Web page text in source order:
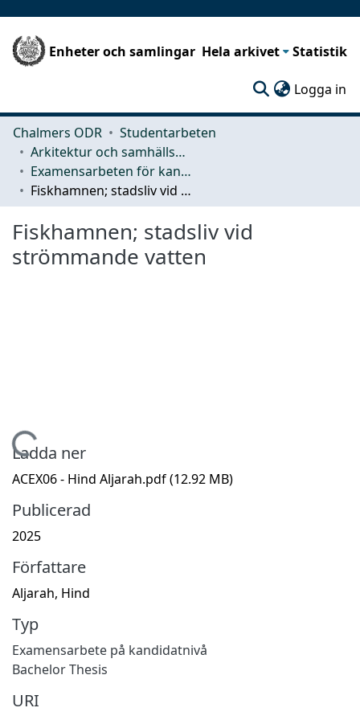
Enheter och samlingar Hela arkivet Statistik
Logga in
Chalmers ODR
Studentarbeten
Arkitektur och samhällsbyggnadsteknik (ACE)
Examensarbeten för kandidatexamen
Fiskhamnen; stadsliv vid strömmande vatten
Fiskhamnen; stadsliv vid
strömmande vatten
Hämtar...
Ladda ner
ACEX06 - Hind Aljarah.pdf(12.92 MB)
Publicerad
2025
Författare
Aljarah, Hind
Typ
Examensarbete på kandidatnivå
Bachelor Thesis
URI